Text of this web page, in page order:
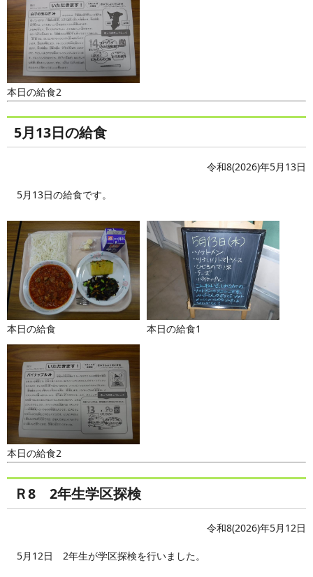
本日の給食2
5月13日の給食
令和8(2026)年5月13日
5月13日の給食です。
本日の給食 本日の給食1
本日の給食2
Ｒ8 2年生学区探検
令和8(2026)年5月12日
5月12日 2年生が学区探検を行いました。